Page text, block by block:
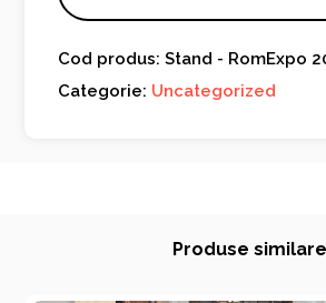
Cod produs: Stand - RomExpo
Categorie: Uncategorized
Produse similare